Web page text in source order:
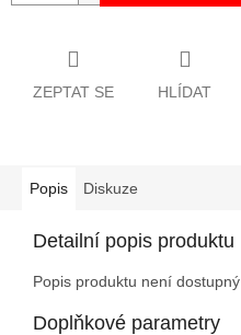
ZEPTAT SE HLÍDAT
Popis Diskuze
Detailní popis produktu
Popis produktu není dostupný
Doplňkové parametry